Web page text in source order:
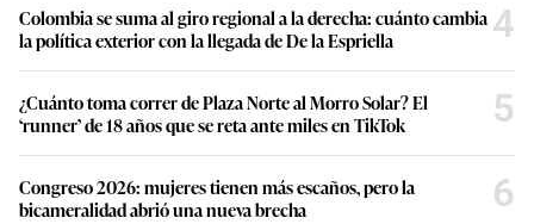
Colombia se suma al giro regional a la derecha: cuánto cambia
la política exterior con la llegada de De la Espriella
4
¿Cuánto toma correr de Plaza Norte al Morro Solar? El
‘runner’ de 18 años que se reta ante miles en TikTok
5
Congreso 2026: mujeres tienen más escaños, pero la
bicameralidad abrió una nueva brecha
6